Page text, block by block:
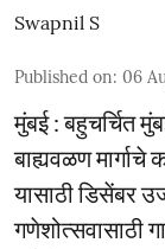
Swapnil S
Published on: 06
मुंबई : बहुचर्चित
बाह्यवळण मार्गाचे
यासाठी डिसेंबर
गणेशोत्सवासाठी